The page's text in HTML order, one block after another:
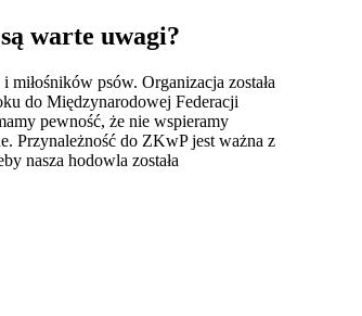
warte uwagi?
psów. Organizacja została
do Międzynarodowej Federacji
pewność, że nie wspieramy
Przynależność do ZKwP jest ważna z
nasza hodowla została